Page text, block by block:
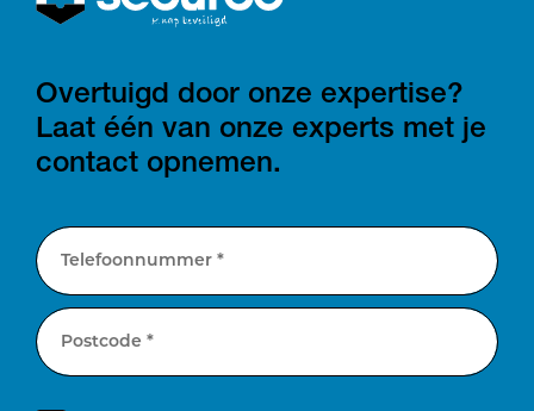
Overtuigd door onze expertise?
Laat één van onze experts met je
contact opnemen.
Telefoonnummer *
Postcode *